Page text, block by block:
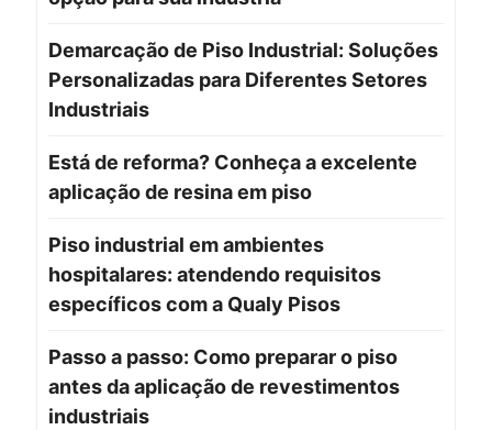
Demarcação de Piso Industrial: Soluções
Personalizadas para Diferentes Setores
Industriais
Está de reforma? Conheça a excelente
aplicação de resina em piso
Piso industrial em ambientes
hospitalares: atendendo requisitos
específicos com a Qualy Pisos
Passo a passo: Como preparar o piso
antes da aplicação de revestimentos
industriais